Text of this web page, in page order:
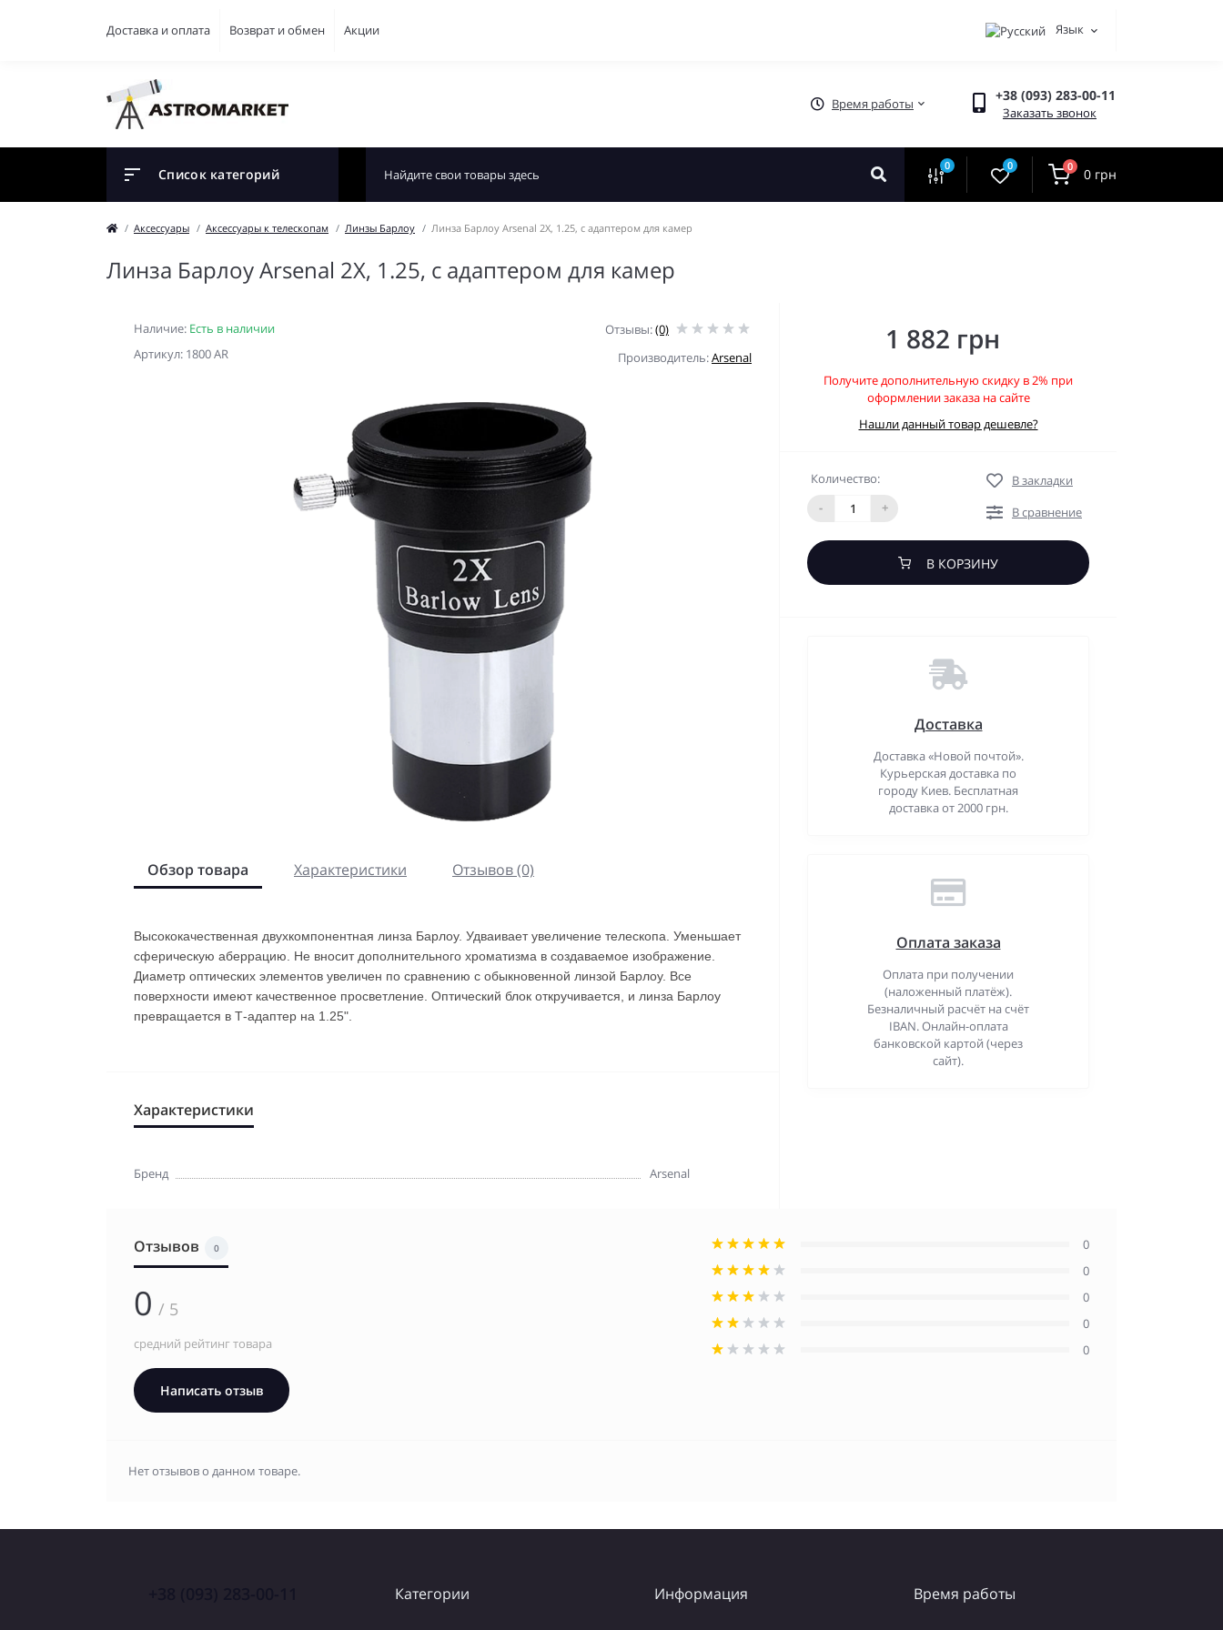
Доставка и оплата Возврат и обмен Акции Язык
Время работы +38 (093) 283-00-11
Заказать звонок
Список категорий 0 0 0 0 грн
Аксессуары Аксессуары к телескопам Линзы Барлоу Линза Барлоу Arsenal 2X, 1.25, с адаптером для камер
Линза Барлоу Arsenal 2X, 1.25, с адаптером для камер
Наличие: Есть в наличии
Артикул: 1800 AR
Отзывы:(0)
Производитель:Arsenal
Обзор товара Характеристики Отзывов (0)
Высококачественная двухкомпонентная линза Барлоу. Удваивает увеличение телескопа. Уменьшает
сферическую аберрацию. Не вносит дополнительного хроматизма в создаваемое изображение.
Диаметр оптических элементов увеличен по сравнению с обыкновенной линзой Барлоу. Все
поверхности имеют качественное просветление. Оптический блок откручивается, и линза Барлоу
превращается в Т-адаптер на 1.25".
Характеристики
Бренд Arsenal
1 882 грн
Получите дополнительную скидку в 2% при
оформлении заказа на сайте
Нашли данный товар дешевле?
Количество:
-
+
В закладки
В сравнение
В КОРЗИНУ
Доставка
Доставка «Новой почтой».
Курьерская доставка по
городу Киев. Бесплатная
доставка от 2000 грн.
Оплата заказа
Оплата при получении
(наложенный платёж).
Безналичный расчёт на счёт
IBAN. Онлайн-оплата
банковской картой (через
сайт).
Отзывов 0
0 / 5
средний рейтинг товара
Написать отзыв
0
0
0
0
0
Нет отзывов о данном товаре.
Категории Информация Время работы